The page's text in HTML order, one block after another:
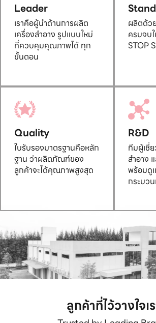
Leader
เราคือผู้นำด้านการผลิต
เครื่องสำอาง รูปแบบใหม่
ที่ควบคุมคุณภาพได้ ทุก
ขั้นตอน
ผลิตด้ว
ครบจบ
STOP
Quality
ใบรับรองมาตรฐานคือหลัก
ฐาน ว่าผลิตภัณฑ์ของ
ลูกค้าจะได้คุณภาพสูงสุด
R&D
ทีมผู้เชี่
สำอาง
พร้อมดู
กระบว
ลูกค้าที่ไว้วางใจเ